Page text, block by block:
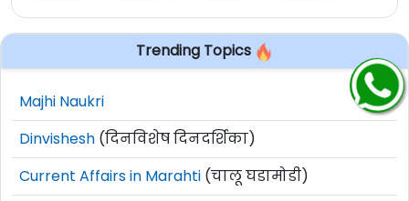
Trending Topics
Majhi Naukri
Dinvishesh (दिनविशेष दिनदर्शिका)
Current Affairs in Marahti (चालू घडामोडी)